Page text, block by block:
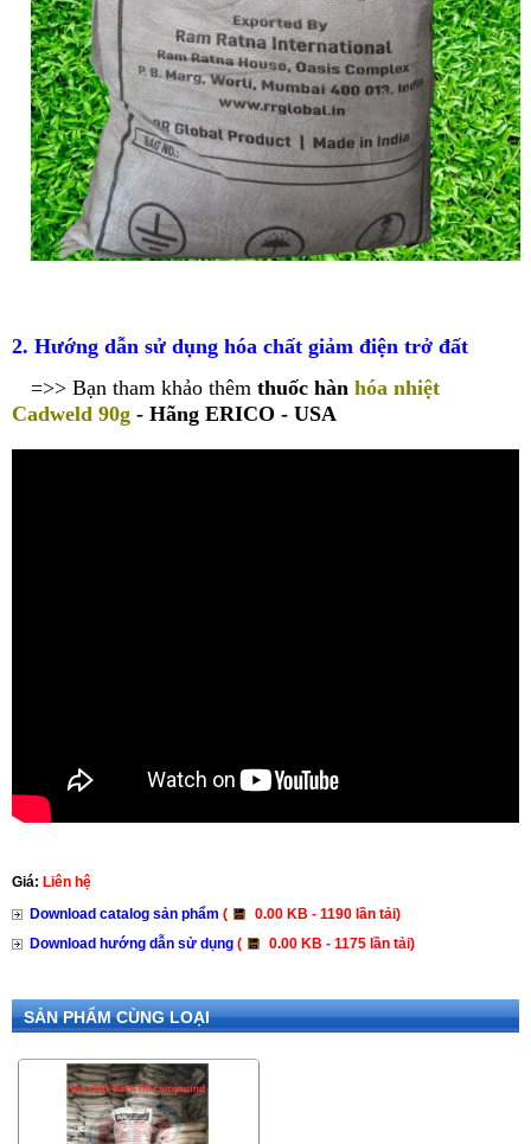
2. Hướng dẫn sử dụng hóa chất giảm điện trở đất
=>> Bạn tham khảo thêm thuốc hàn hóa nhiệt
Cadweld 90g - Hãng ERICO - USA
Giá: Liên hệ
Download catalog sản phẩm (
0.00 KB - 1190 lần tải)
Download hướng dẫn sử dụng ( 0.00 KB - 1175 lần tải)
SẢN PHẨM CÙNG LOẠI